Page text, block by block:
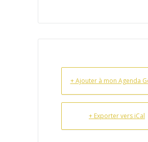
+ Ajouter à mon Agenda
+ Exporter vers iCal